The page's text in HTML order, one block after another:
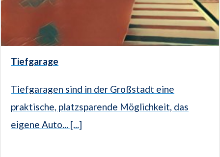
Tiefgarage
Tiefgaragen sind in der Großstadt eine
praktische, platzsparende Möglichkeit, das
eigene Auto... [...]